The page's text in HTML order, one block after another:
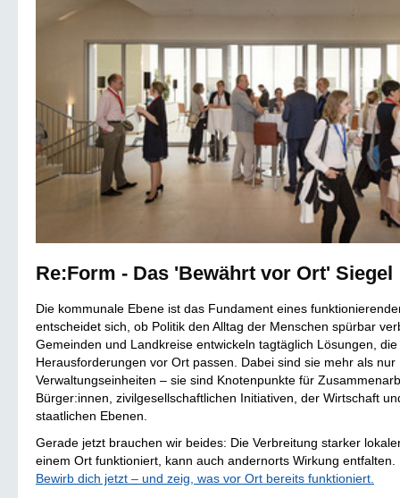
Re:Form - Das 'Bewährt vor Ort' Siegel
Die kommunale Ebene ist das Fundament eines
entscheidet sich, ob Politik den Alltag der Menschen spürbar
Gemeinden und Landkreise entwickeln tagtäglich Lösungen,
Herausforderungen vor Ort passen. Dabei sind sie mehr als nur
Verwaltungseinheiten – sie sind Knotenpunkte für
Bürger:innen, zivilgesellschaftlichen Initiativen, der Wirtschaft
staatlichen Ebenen.
Gerade jetzt brauchen wir beides: Die Verbreitung starker
einem Ort funktioniert, kann auch andernorts Wirkung entfalten.
Bewirb dich jetzt – und zeig, was vor Ort bereits funk­tio­niert.